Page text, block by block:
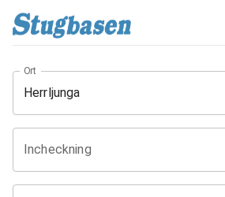
Ort
Incheckning